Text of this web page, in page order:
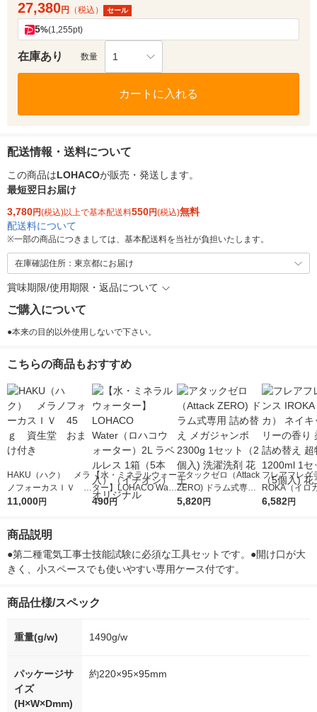
27,380円 （税込） セール
5%(1,255pt)
在庫あり 数量 1
カートに入れる
配送情報・送料について
この商品はLOHACOが販売・発送します。
最短翌日お届け
3,780円(税込)以上で基本配送料550円(税込)無料
配送料について
※一部の商品につきましては、基本配送料を当社が負担いたします。
在庫確認住所：東京都にお届け
賞味期限/使用期限・返品について
ご購入について
●本来の目的以外使用しないで下さい。
こちらの商品もおすすめ
HAKU（ハク） メラ
ノフォーカスＩＶ 4
5ｇ 資生堂 おまけ
11,000円
【水・ミネラルウォー
ター】LOHACO Wate
r（ロハコウォータ
490円
アタックゼロ（Attack
ZERO) ドラム式専用
詰め替え メガジャン
5,820円
フレアフレグ
ROKA（イロ
イキッドリリ
6,582円
商品説明
●第二種電気工事士技能試験に必須な工具セットです。●開け口が大
きく、小スペースでも使いやすい専用ケース付です。
商品仕様/スペック
重量(g/w) 1490g/w
パッケージサ
イズ
(H×W×Dmm)
約220×95×95mm